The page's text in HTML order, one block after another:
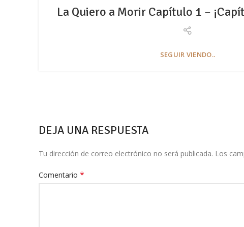
La Quiero a Morir Capítulo 1 –
SEGUIR VIENDO..
DEJA UNA RESPUESTA
Tu dirección de correo electrónico no será publicada. Los
Comentario *